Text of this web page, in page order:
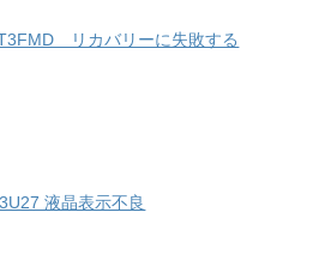
リカバリーに失敗する
液晶表示不良